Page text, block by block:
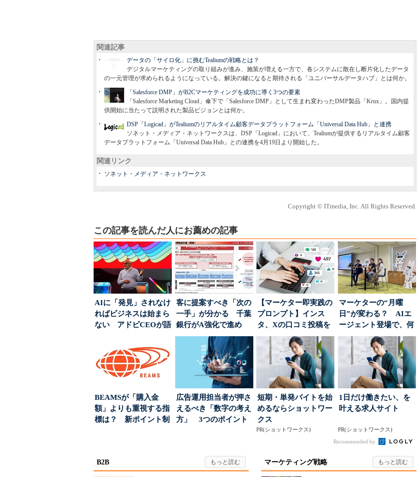
関連記事
データの「サイロ化」に挑むTealiumの戦略とは？
デジタルマーケティングの取り組みが進み、施策が増える一方で、各システムに散在し断片化したデータ
の一元管理が求められるようになっている。解決の鍵になると期待される「ユニバーサルデータハブ」とは何か。
「Salesforce DMP」がB2Cマーケティングを成功に導く3つの要素
「Salesforce Marketing Cloud」傘下で「Salesforce DMP」として生まれ変わったDMP製品「Krux」。国内提
供開始に当たって説明された製品ビジョンとは何か。
DSP「Logicad」がTealiumのリアルタイム顧客データプラットフォーム「Universal Data Hub」と連携
ソネット・メディア・ネットワークスは、DSP「Logicad」において、Tealiumが提供するリアルタイム顧客
データプラットフォーム「Universal Data Hub」との連携を4月19日より開始した。
関連リンク
ソネット・メディア・ネットワークス
Copyright © ITmedia, Inc. All Rights Reserved.
この記事を読んだ人にお薦めの記事
AIに「発見」されなけ
ればビジネスは始まら
ない アドビCEOが語
客に提案すべき「次の
一手」が分かる 千葉
銀行がA強化で進め
る“One to On...
【マーケター即実践の
プロンプト】インス
タ、Xの口コミ投稿を
分析→戦略立案に生か
す...
マーケターの“月曜
日”が変わる？ AIエ
ージェント登場で、何
が起きるか
BEAMSが「購入金
額」よりも重視する指
標は？ 新ポイント制
広告運用担当者が押さ
えるべき「数字の考え
方」 3つのポイント
短期・単発バイトを始
めるならショットワー
クス
PR(ショットワークス)
1日だけ働きたい、を
叶える求人サイト
PR(ショットワークス)
Recommended by
B2B マーケティング戦略